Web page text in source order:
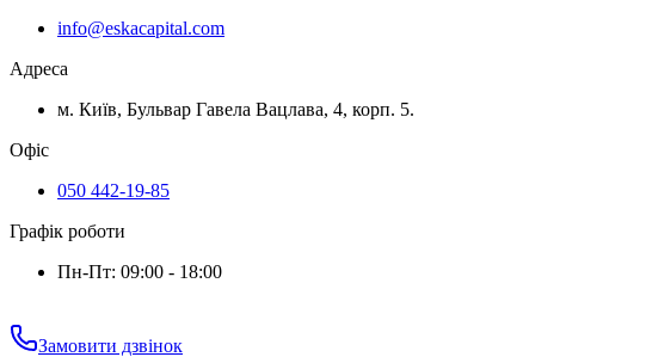
info@eskacapital.com
Адреса
м. Київ, Бульвар Гавела Вацлава, 4, корп. 5.
Офіс
050 442-19-85
Графік роботи
Пн-Пт: 09:00 - 18:00
Замовити дзвінок